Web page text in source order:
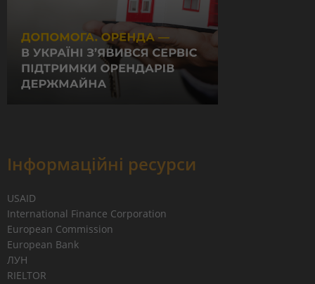
Інформаційні ресурси
USAID
International Finance Corporation
European Commission
European Bank
ЛУН
RIELTOR